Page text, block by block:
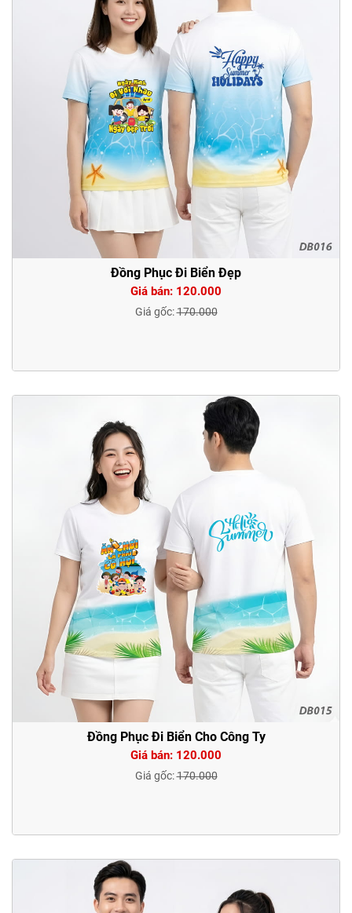
Đồng Phục Đi Biển Đẹp
Giá bán: 120.000
Giá gốc:170.000
Đồng Phục Đi Biển Cho Công Ty
Giá bán: 120.000
Giá gốc:170.000